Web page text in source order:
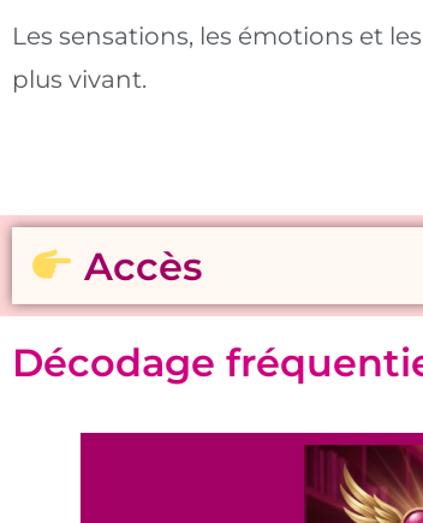
Les sensations, les émotions et
plus vivant.
Accès
Décodage